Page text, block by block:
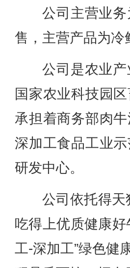
公司主营业
售，主营产品为冷
公司是农业
国家农业科技园
承担着商务部肉
深加工食品工业
研发中心。
公司依托得天
吃得上优质健康好
工-深加工”绿色健